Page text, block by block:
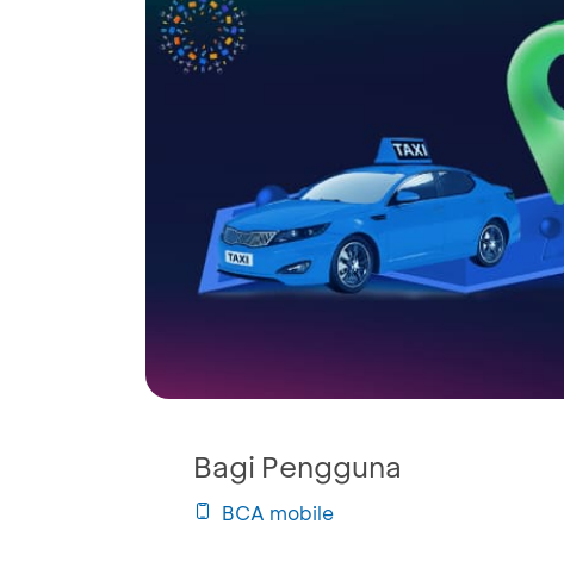
Bagi Pengguna
BCA mobile